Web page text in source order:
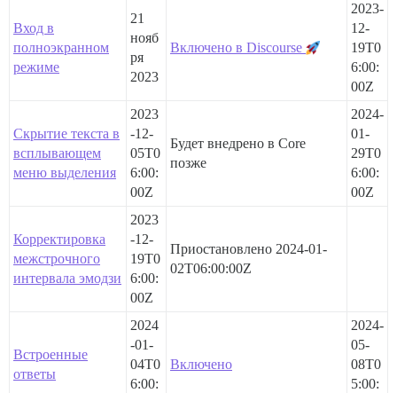
Вход в
полноэкранном
режиме
21
нояб
ря
2023
Включено в Discourse
2023-
12-
19T0
6:00:
00Z
Скрытие текста в
всплывающем
меню выделения
2023
-12-
05T0
6:00:
00Z
Будет внедрено в Core
позже
2024-
01-
29T0
6:00:
00Z
Корректировка
межстрочного
интервала эмодзи
2023
-12-
19T0
6:00:
00Z
Приостановлено 2024-01-
02T06:00:00Z
Встроенные
ответы
2024
-01-
04T0
6:00:
Включено
2024-
05-
08T0
5:00: